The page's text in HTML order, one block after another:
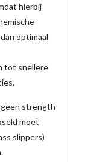
hierbij
optimaal
tot snellere
strength
moet
slippers)